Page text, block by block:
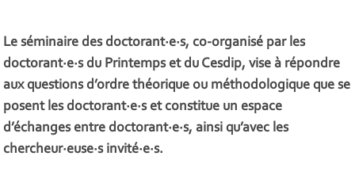
Le séminaire des doctorant∙e∙s, co-organisé par les
doctorant∙e∙s du Printemps et du Cesdip, vise à répondre
aux questions d’ordre théorique ou méthodologique que se
posent les doctorant∙e∙s et constitue un espace
d’échanges entre doctorant∙e∙s, ainsi qu’avec les
chercheur∙euse∙s invité∙e∙s.